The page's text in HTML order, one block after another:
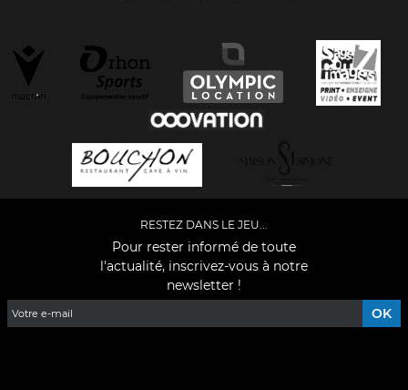
RESTEZ DANS LE JEU...
Pour rester informé de toute
l'actualité, inscrivez-vous à notre
newsletter !